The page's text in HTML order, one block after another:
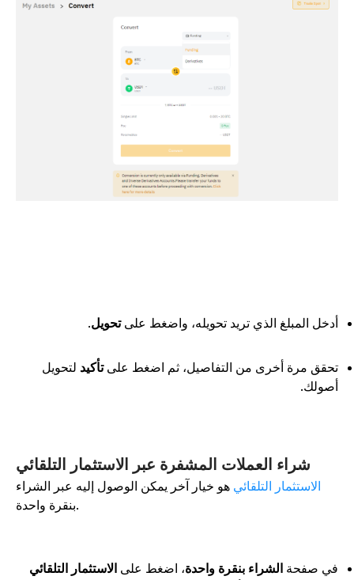
المبلغ الذي تريد تحويله، واضغط علىتحويل.
مرة أخرى من التفاصيل، ثم اضغط علىتأكيدلتحويل
شراء العملات المشفرة عبر الاستثمار التلقائي
الاستثمار التلقائيهو خيار آخر يمكن الوصول إليه عبر الشراء
صفحةالشراء بنقرة واحدة، اضغط علىالاستثمار التلقائي